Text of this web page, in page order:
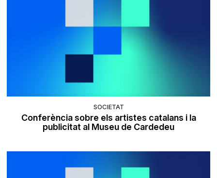
SOCIETAT
Conferència sobre els artistes catalans i la
publicitat al Museu de Cardedeu